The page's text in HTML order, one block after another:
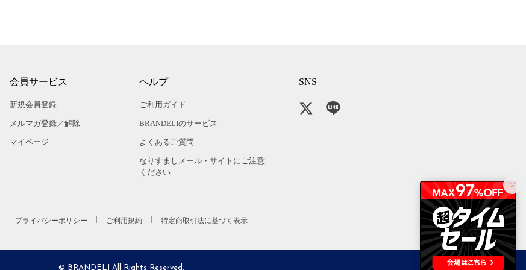
会員サービス
新規会員登録
メルマガ登録／解除
マイページ
ヘルプ
ご利用ガイド
BRANDELIのサービス
よくあるご質問
なりすましメール・サイトにご注意
ください
SNS
プライバシーポリシー ご利用規約 特定商取引法に基づく表示
© BRANDELI All Rights Reserved.